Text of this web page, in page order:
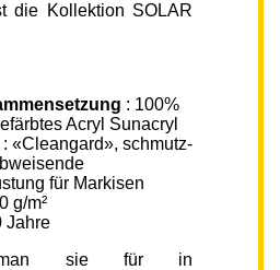
die Kollektion SOLAR
: 100%
Acryl Sunacryl
: «Cleangard», schmutz-
für Markisen
g/m²
Jahre
man sie für in